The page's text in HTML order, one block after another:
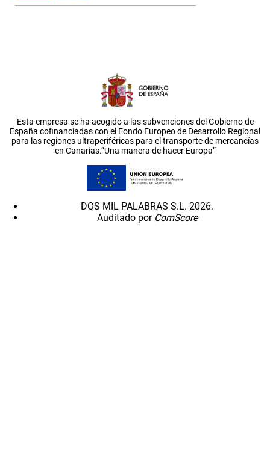
Esta empresa se ha acogido a las subvenciones del Gobierno de
España cofinanciadas con el Fondo Europeo de Desarrollo Regional
para las regiones ultraperiféricas para el transporte de mercancías
en Canarias.”Una manera de hacer Europa”
DOS MIL PALABRAS S.L. 2026.
Auditado por ComScore